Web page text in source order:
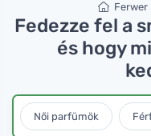
Ferwer
Fedezze fel a
és hogy
Női parfümök